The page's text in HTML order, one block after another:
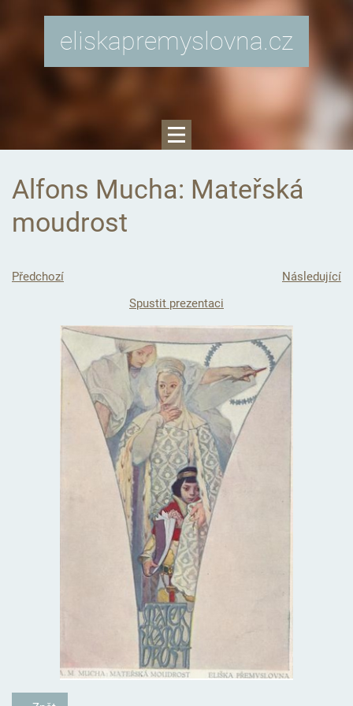
eliskapremyslovna.cz
Alfons Mucha: Mateřská
moudrost
Předchozí
Následující
Spustit prezentaci